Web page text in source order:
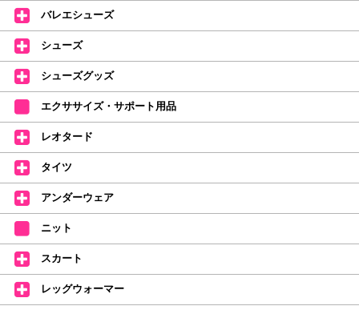
レッスンのお供にはもちろん、毎日の持ち歩きやギフトにもぴったりのミル
バオリジナルタオルです。
たけいみきさんが描く「夢かわいい」バレエイラストが、そのままタオルに
なりました。
デラロミラノ2026コレクションの販売を開始しました☆
↑ご購入頂いたお客様に、デラロミラノのロゴ入りボールペンをプレゼント
中。
(お一人様1本限りになります)
価格改定のお知らせ
2026年4月1日よりシューズ全般、衣類など商品を値上げしました。
何卒ご理解いただけますようお願い申し上げます
【シューズのフィッティングについて】
全店、ご予約不要です(18:30まで)。タイツ・ソックス・トウパッドを
持参してください。
【ミルバ インスタグラム】←ここをクリック♪
皆さまのダンスライフをサポートできるようなさまざまな商品をご紹介して
バレエシューズ
シューズ
シューズグッズ
エクササイズ・サポート用品
レオタード
タイツ
アンダーウェア
ニット
スカート
レッグウォーマー